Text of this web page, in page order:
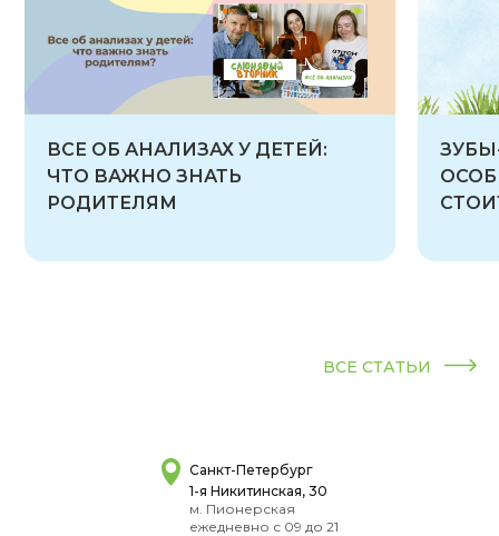
ВСЕ ОБ АНАЛИЗАХ У ДЕТЕЙ:
ЧТО ВАЖНО ЗНАТЬ
РОДИТЕЛЯМ
ВСЕ СТАТЬИ
Санкт-Петербург
1-я Никитинская, 30
м. Пионерская
ежедневно с 09 до 21